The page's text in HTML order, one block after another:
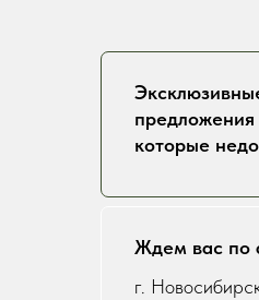
предложения
которые
Ждем вас по
г.